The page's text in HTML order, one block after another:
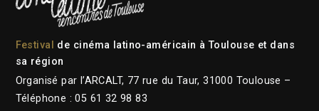
Festival de cinéma latino-américain à Toulouse et dans
sa région
Organisé par l’ARCALT, 77 rue du Taur, 31000 Toulouse –
Téléphone : 05 61 32 98 83